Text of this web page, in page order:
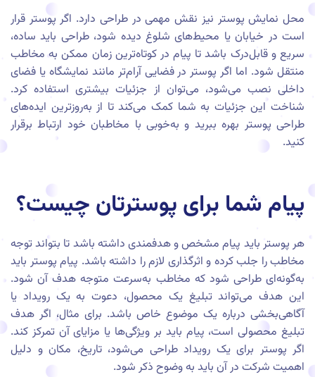
محل نمایش پوستر نیز نقش مهمی در طراحی دارد. اگر پوستر قرار
است در خیابان یا محیط‌های شلوغ دیده شود، طراحی باید ساده،
سریع و قابل‌درک باشد تا پیام در کوتاه‌ترین زمان ممکن به مخاطب
منتقل شود. اما اگر پوستر در فضایی آرام‌تر مانند نمایشگاه یا فضای
داخلی نصب می‌شود، می‌توان از جزئیات بیشتری استفاده کرد.
شناخت این جزئیات به شما کمک می‌کند تا از به‌روزترین ایده‌های
طراحی پوستر بهره ببرید و به‌خوبی با مخاطبان خود ارتباط برقرار
کنید.
پیام شما برای پوسترتان چیست؟
هر پوستر باید پیام مشخص و هدفمندی داشته باشد تا بتواند توجه
مخاطب را جلب کرده و اثرگذاری لازم را داشته باشد. پیام پوستر باید
به‌گونه‌ای طراحی شود که مخاطب به‌سرعت متوجه هدف آن شود.
این هدف می‌تواند تبلیغ یک محصول، دعوت به یک رویداد یا
آگاهی‌بخشی درباره یک موضوع خاص باشد. برای مثال، اگر هدف
تبلیغ محصولی است، پیام باید بر ویژگی‌ها یا مزایای آن تمرکز کند.
اگر پوستر برای یک رویداد طراحی می‌شود، تاریخ، مکان و دلیل
اهمیت شرکت در آن باید به وضوح ذکر شود.